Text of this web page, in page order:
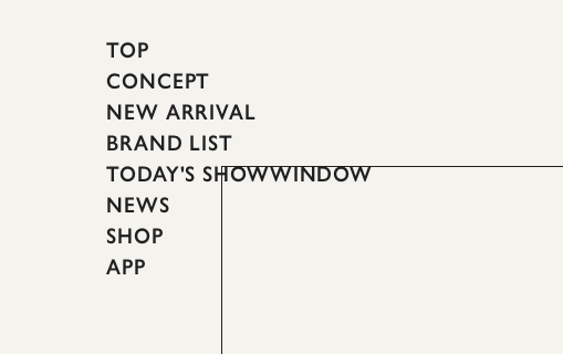
TOP
CONCEPT
NEW ARRIVAL
BRAND LIST
TODAY'S SHOWWINDOW
NEWS
SHOP
APP